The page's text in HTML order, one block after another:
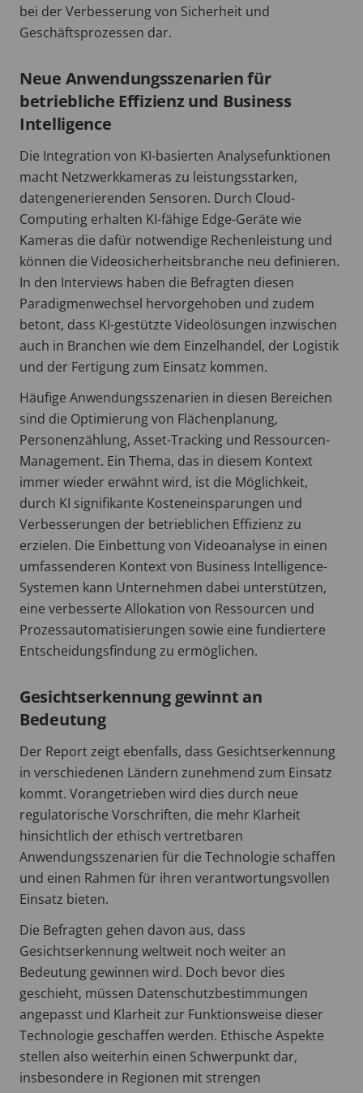
bei der Verbesserung von Sicherheit und
Geschäftsprozessen dar.
Neue Anwendungsszenarien für
betriebliche Effizienz und Business
Intelligence
Die Integration von KI-basierten Analysefunktionen
macht Netzwerkkameras zu leistungsstarken,
datengenerierenden Sensoren. Durch Cloud-
Computing erhalten KI-fähige Edge-Geräte wie
Kameras die dafür notwendige Rechenleistung und
können die Videosicherheitsbranche neu definieren.
In den Interviews haben die Befragten diesen
Paradigmenwechsel hervorgehoben und zudem
betont, dass KI-gestützte Videolösungen inzwischen
auch in Branchen wie dem Einzelhandel, der Logistik
und der Fertigung zum Einsatz kommen.
Häufige Anwendungsszenarien in diesen Bereichen
sind die Optimierung von Flächenplanung,
Personenzählung, Asset-Tracking und Ressourcen-
Management. Ein Thema, das in diesem Kontext
immer wieder erwähnt wird, ist die Möglichkeit,
durch KI signifikante Kosteneinsparungen und
Verbesserungen der betrieblichen Effizienz zu
erzielen. Die Einbettung von Videoanalyse in einen
umfassenderen Kontext von Business Intelligence-
Systemen kann Unternehmen dabei unterstützen,
eine verbesserte Allokation von Ressourcen und
Prozessautomatisierungen sowie eine fundiertere
Entscheidungsfindung zu ermöglichen.
Gesichtserkennung gewinnt an
Bedeutung
Der Report zeigt ebenfalls, dass Gesichtserkennung
in verschiedenen Ländern zunehmend zum Einsatz
kommt. Vorangetrieben wird dies durch neue
regulatorische Vorschriften, die mehr Klarheit
hinsichtlich der ethisch vertretbaren
Anwendungsszenarien für die Technologie schaffen
und einen Rahmen für ihren verantwortungsvollen
Einsatz bieten.
Die Befragten gehen davon aus, dass
Gesichtserkennung weltweit noch weiter an
Bedeutung gewinnen wird. Doch bevor dies
geschieht, müssen Datenschutzbestimmungen
angepasst und Klarheit zur Funktionsweise dieser
Technologie geschaffen werden. Ethische Aspekte
stellen also weiterhin einen Schwerpunkt dar,
insbesondere in Regionen mit strengen